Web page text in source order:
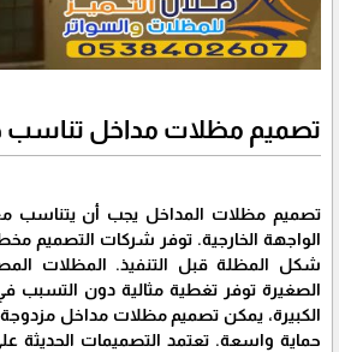
تصميم مظلات مداخل تناسب
تصميم مظلات المداخل يجب أن يتناسب
الواجهة الخارجية. توفر شركات التصميم
شكل المظلة قبل التنفيذ. المظلات
الصغيرة توفر تغطية مثالية دون التسبب
الكبيرة، يمكن تصميم مظلات مداخل
حماية واسعة. تعتمد التصميمات الحديثة